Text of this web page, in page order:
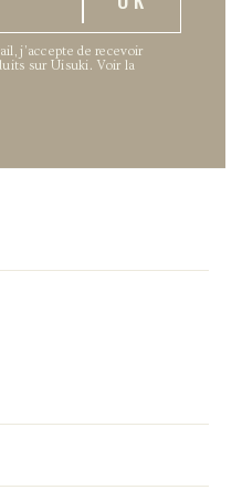
j’accepte de recevoir
sur Uisuki. Voir la